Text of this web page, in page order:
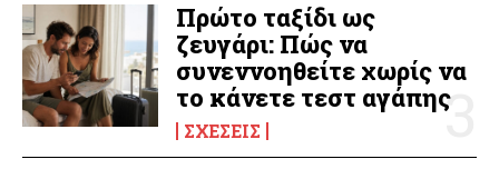
Πρώτο ταξίδι ως
ζευγάρι: Πώς να
συνεννοηθείτε χωρίς να
το κάνετε τεστ αγάπης
ΣΧΈΣΕΙΣ